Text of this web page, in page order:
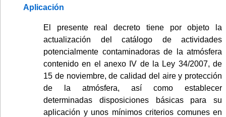
Aplicación
El presente real decreto tiene por objeto la
actualización del catálogo de actividades
potencialmente contaminadoras de la atmósfera
contenido en el anexo IV de la Ley 34/2007, de
15 de noviembre, de calidad del aire y protección
de la atmósfera, así como establecer
determinadas disposiciones básicas para su
aplicación y unos mínimos criterios comunes en